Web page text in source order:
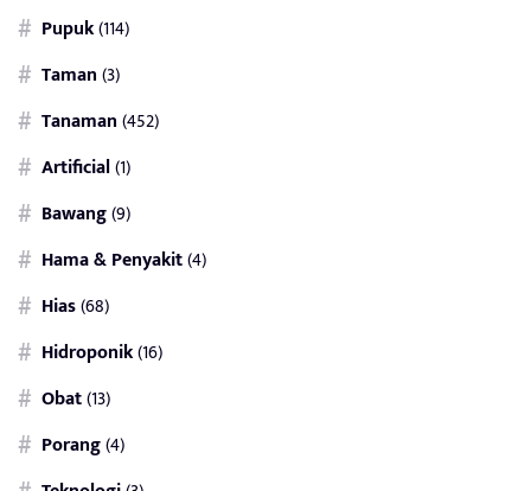
Pupuk(114)
Taman(3)
Tanaman(452)
Artificial(1)
Bawang(9)
Hama & Penyakit(4)
Hias(68)
Hidroponik(16)
Obat(13)
Porang(4)